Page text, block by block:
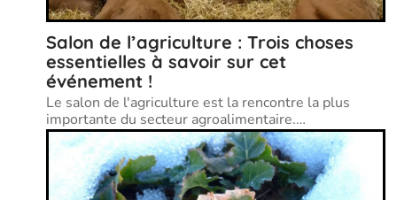
Salon de l’agriculture : Trois choses
essentielles à savoir sur cet
événement !
Le salon de l'agriculture est la rencontre la plus
importante du secteur agroalimentaire.…